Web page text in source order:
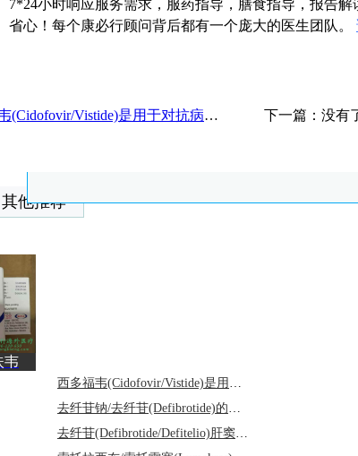
7*24小时响应服务需求，服药指导，膳食指导，报告
省心！每个康必行顾问背后都有一个庞大的医生团队。
Vistide)是用于对抗病毒的＂新希望＂ 下一篇：没有
其他推荐
韦